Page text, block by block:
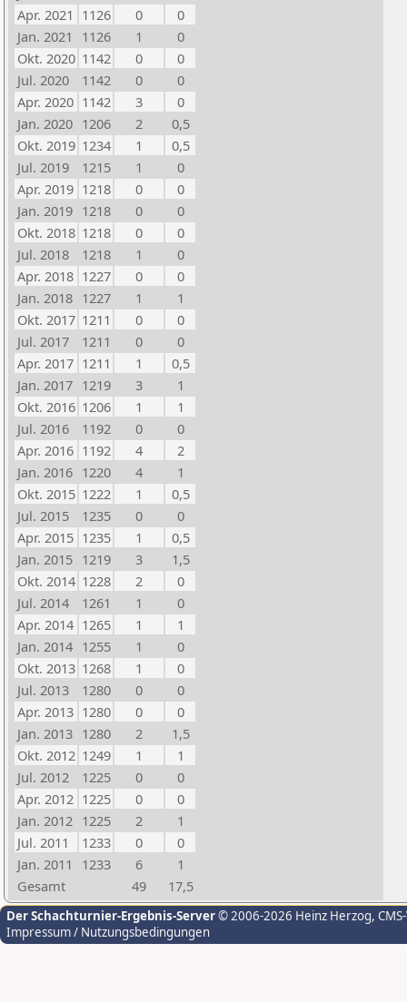
Apr. 2021 1126 0
0
Jan. 2021
1126 1
0
Okt. 2020 1142 0
0
Jul. 2020
1142 0
0
Apr. 2020 1142 3
0
Jan. 2020 1206 2
0,5
Okt. 2019 1234 1
0,5
Jul. 2019
1215 1
0
Apr. 2019 1218 0
0
Jan. 2019 1218 0
0
Okt. 2018 1218 0
0
Jul. 2018
1218 1
0
Apr. 2018 1227 0
0
Jan. 2018 1227 1
1
Okt. 2017 1211 0
0
Jul. 2017
1211 0
0
Apr. 2017 1211 1
0,5
Jan. 2017 1219 3
1
Okt. 2016 1206 1
1
Jul. 2016
1192 0
0
Apr. 2016 1192 4
2
Jan. 2016 1220 4
1
Okt. 2015 1222 1
0,5
Jul. 2015
1235 0
0
Apr. 2015 1235 1
0,5
Jan. 2015 1219 3
1,5
Okt. 2014 1228 2
0
Jul. 2014
1261 1
0
Apr. 2014 1265 1
1
Jan. 2014 1255 1
0
Okt. 2013 1268 1
0
Jul. 2013
1280 0
0
Apr. 2013 1280 0
0
Jan. 2013 1280 2
1,5
Okt. 2012 1249 1
1
Jul. 2012
1225 0
0
Apr. 2012 1225 0
0
Jan. 2012 1225 2
1
Jul. 2011
1233 0
0
Jan. 2011
1233 6
1
Gesamt
49 17,5
Der Schachturnier-Ergebnis-Server© 2006-2026 Heinz Herzog,
Impressum / Nutzungsbedingungen